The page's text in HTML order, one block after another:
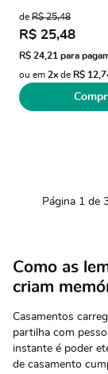
de R$ 25,48
R$ 25,48
R$ 24,21 para
ou em 2x de R$
Página 1 de
Como as
criam
Casamentos
partilha com
instante é poder
de casamento